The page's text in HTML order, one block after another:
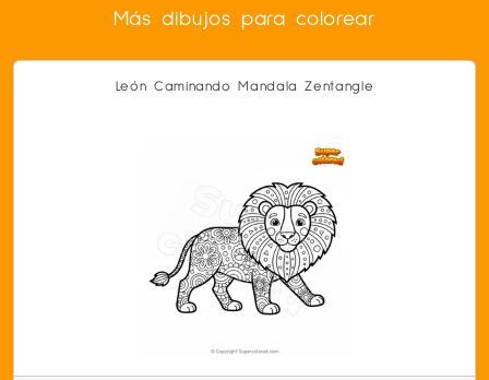
Más dibujos para colorear
León Caminando Mandala Zentangle